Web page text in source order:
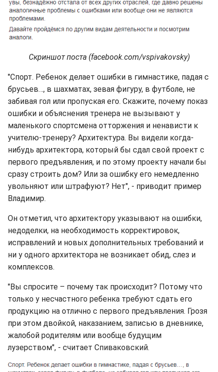
Скриншот поста (facebook.com/vspivakovsky)
"Спорт. Ребенок делает ошибки в гимнастике, падая с
брусьев…, в шахматах, зевая фигуру, в футболе, не
забивая гол или пропуская его. Скажите, почему показ
ошибки и объяснения тренера не вызывают у
маленького спортсмена отторжения и ненависти к
учителю-тренеру? Архитектура. Вы видели когда-
нибудь архитектора, который бы сдал свой проект с
первого предъявления, и по этому проекту начали бы
сразу строить дом? Или за ошибку его немедленно
увольняют или штрафуют? Нет", - приводит пример
Владимир.
Он отметил, что архитектору указывают на ошибки,
недоделки, на необходимость корректировок,
исправлений и новых дополнительных требований и
ни у одного архитектора не возникает обид, слез и
комплексов.
"Вы спросите – почему так происходит? Потому что
только у несчастного ребенка требуют сдать его
продукцию на отлично с первого предъявления. Грозя
при этом двойкой, наказанием, записью в дневнике,
жалобой родителям или вообще будущим
лузерством", - считает Спиваковский.